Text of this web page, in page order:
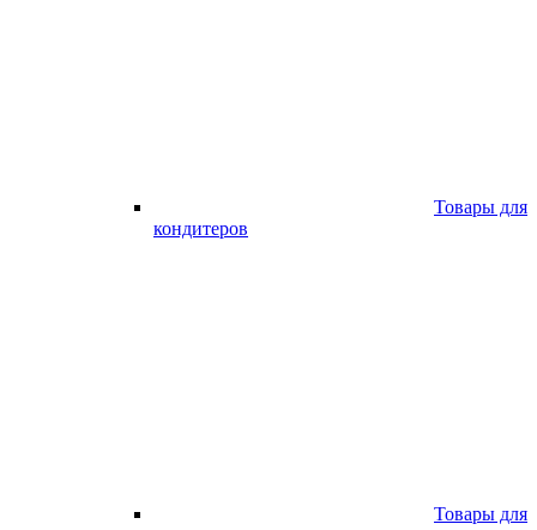
Товары для
кондитеров
Товары для